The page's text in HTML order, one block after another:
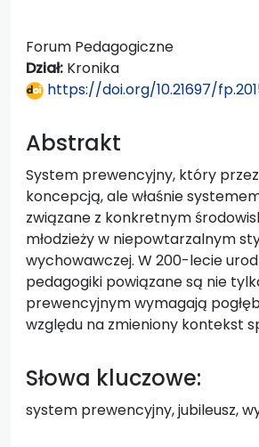
Forum Pedagogiczne
Dział: Kronika
https://doi.org/10.21697/
Abstrakt
System prewencyjny, który
koncepcją, ale właśnie
związane z konkretnym
młodzieży w niepowtarzalnym
wychowawczej. W 200-lecie
pedagogiki powiązane są nie
prewencyjnym wymagają
względu na zmieniony kontekst
Słowa kluczowe:
system prewencyjny, jubileusz,